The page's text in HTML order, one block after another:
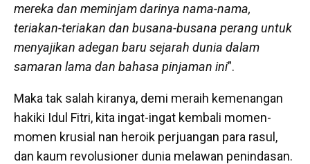
mereka dan meminjam darinya nama-nama,
teriakan-teriakan dan busana-busana perang untuk
menyajikan adegan baru sejarah dunia dalam
samaran lama dan bahasa pinjaman ini”.
Maka tak salah kiranya, demi meraih kemenangan
hakiki Idul Fitri, kita ingat-ingat kembali momen-
momen krusial nan heroik perjuangan para rasul,
dan kaum revolusioner dunia melawan penindasan.